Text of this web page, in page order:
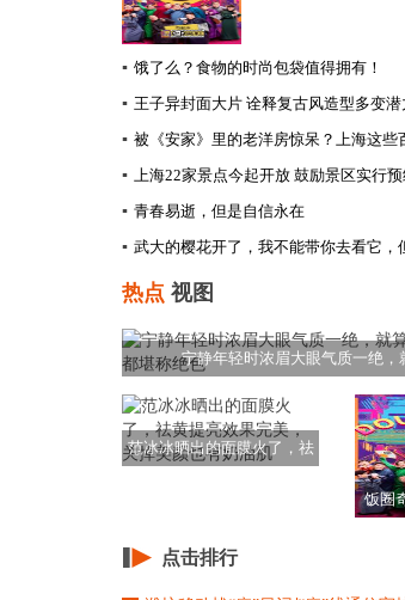
▪ 饿了么？食物的时尚包袋值得拥有！
▪ 王子异封面大片 诠释复古风造型多变潜
▪ 被《安家》里的老洋房惊呆？上海这些
▪
上海22家景点今起开放 鼓励景区实行预
▪ 青春易逝，但是自信永在
▪ 武大的樱花开了，我不能带你去看它，
热点 视图
宁静年轻时浓眉大眼气质一绝，
范冰冰晒出的面膜火了，祛
饭圈
点击排行